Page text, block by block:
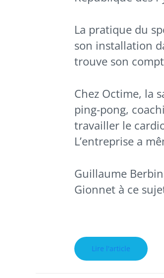
La pratique du
son installation
trouve son
Chez Octime, la
ping-pong,
travailler le
L’entreprise a
Guillaume
Gionnet à ce
Lire l'article